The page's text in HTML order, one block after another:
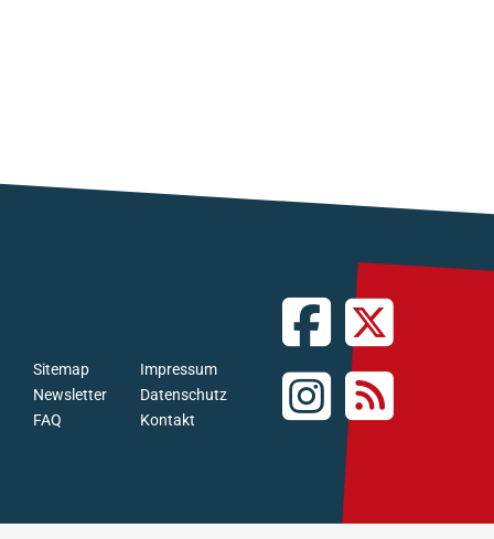
FAQ
Newsletter
Sitemap
Kontakt
Datenschutz
Impressum